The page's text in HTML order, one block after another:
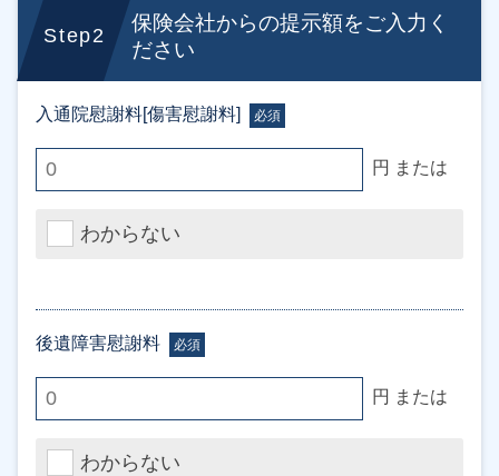
Step2
保険会社からの提示額をご入力く
ださい
入通院慰謝料[傷害慰謝料] 必須
円 または
わからない
後遺障害慰謝料 必須
円 または
わからない